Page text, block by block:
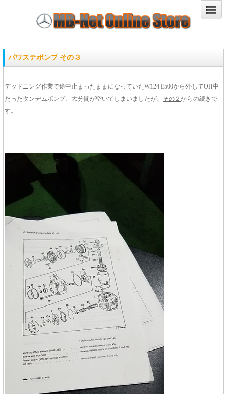
パワステポンプ その３
デッドニング作業で途中止まったままになっていたW124 E500から外してOH中
だったタンデムポンプ、大分間が空いてしまいましたが、 その２ からの続きで
す。